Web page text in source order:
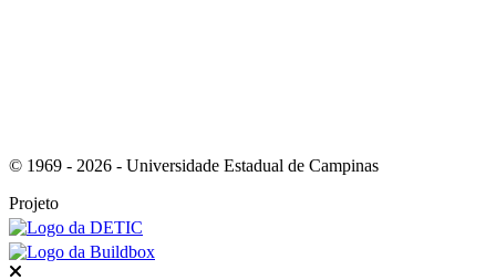
© 1969 - 2026 - Universidade Estadual de Campinas
Projeto